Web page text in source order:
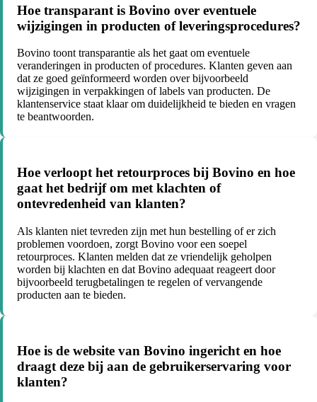
Hoe transparant is Bovino over eventuele
wijzigingen in producten of leveringsprocedures?
Bovino toont transparantie als het gaat om eventuele
veranderingen in producten of procedures. Klanten geven aan
dat ze goed geïnformeerd worden over bijvoorbeeld
wijzigingen in verpakkingen of labels van producten. De
klantenservice staat klaar om duidelijkheid te bieden en vragen
te beantwoorden.
Hoe verloopt het retourproces bij Bovino en hoe
gaat het bedrijf om met klachten of
ontevredenheid van klanten?
Als klanten niet tevreden zijn met hun bestelling of er zich
problemen voordoen, zorgt Bovino voor een soepel
retourproces. Klanten melden dat ze vriendelijk geholpen
worden bij klachten en dat Bovino adequaat reageert door
bijvoorbeeld terugbetalingen te regelen of vervangende
producten aan te bieden.
Hoe is de website van Bovino ingericht en hoe
draagt deze bij aan de gebruikerservaring voor
klanten?